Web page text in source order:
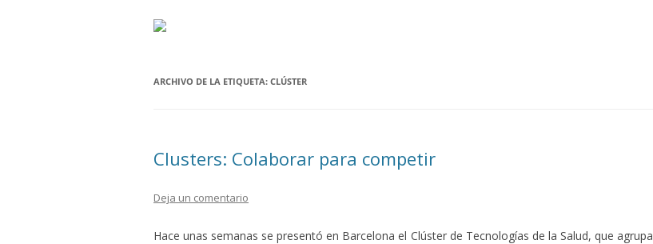
ARCHIVO DE LA ETIQUETA: CLÚSTER
Clusters: Colaborar para competir
Deja un comentario
Hace unas semanas se presentó en Barcelona el Clúster de Tecnologías de la Salud, que agrupa